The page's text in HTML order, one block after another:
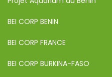
BEI CORP BENIN
BEI CORP FRANCE
BEI CORP BURKINA-FASO